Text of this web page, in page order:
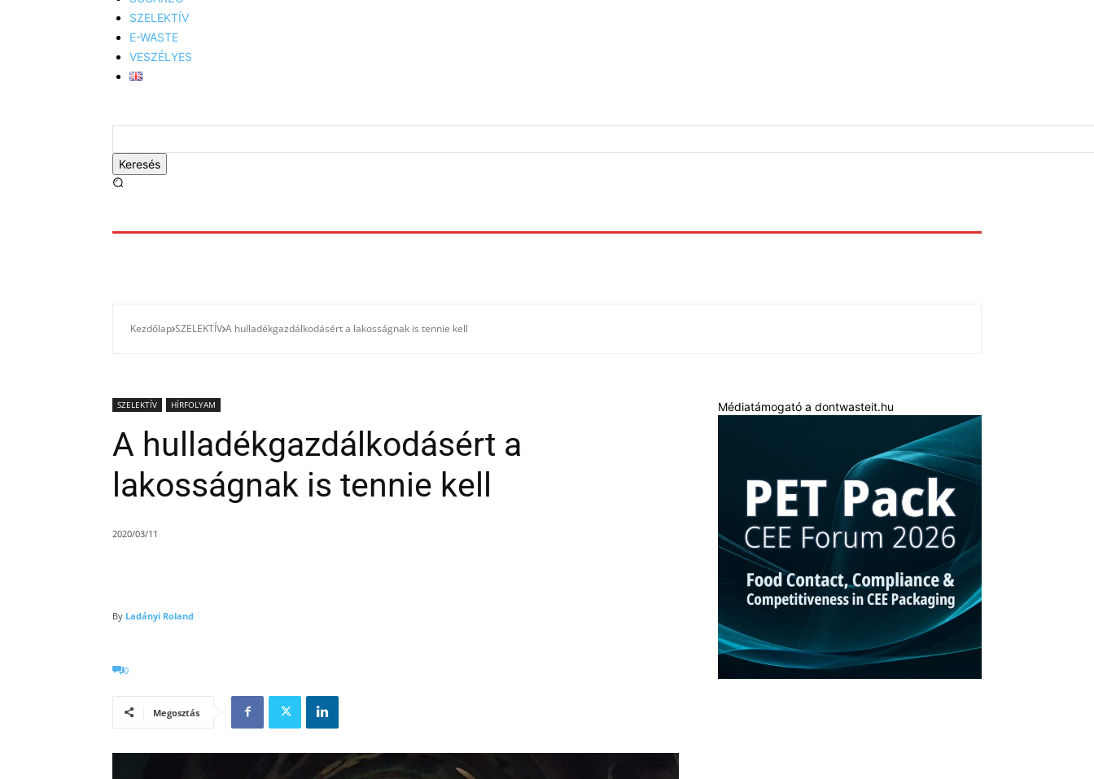
SZELEKTÍV
E-WASTE
VESZÉLYES
Keresés
Kezdőlap SZELEKTÍV A hulladékgazdálkodásért a lakosságnak is tennie kell
SZELEKTÍV HÍRFOLYAM
A hulladékgazdálkodásért a
lakosságnak is tennie kell
2020/03/11
By Ladányi Roland
0
Megosztás
Médiatámogató a dontwasteit.hu